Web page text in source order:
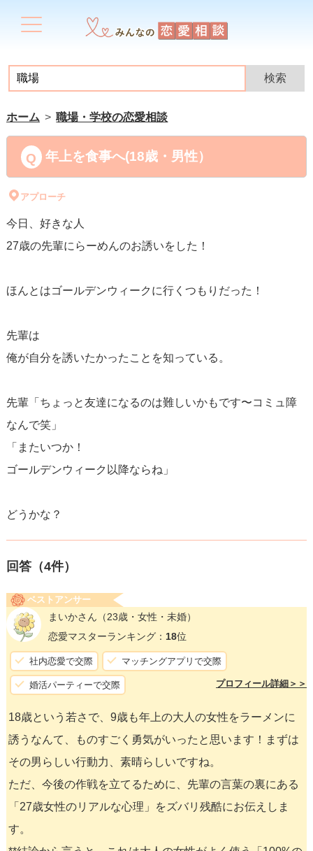
ホーム 職場・学校の恋愛相談
年上を食事へ(18歳・男性）
アプローチ
今日、好きな人
27歳の先輩にらーめんのお誘いをした！
ほんとはゴールデンウィークに行くつもりだった！
先輩は
俺が自分を誘いたかったことを知っている。
先輩「ちょっと友達になるのは難しいかもです〜コミュ障
なんで笑」
「またいつか！
ゴールデンウィーク以降ならね」
どうかな？
回答（4件）
ベストアンサー
まいかさん （23歳・女性・未婚）
恋愛マスターランキング： 18位
社内恋愛で交際 マッチングアプリで交際
婚活パーティーで交際 プロフィール詳細＞＞
18歳という若さで、9歳も年上の大人の女性をラーメンに
誘うなんて、ものすごく勇気がいったと思います！まずは
その男らしい行動力、素晴らしいですね。
ただ、今後の作戦を立てるために、先輩の言葉の裏にある
「27歳女性のリアルな心理」をズバリ残酷にお伝えしま
す。